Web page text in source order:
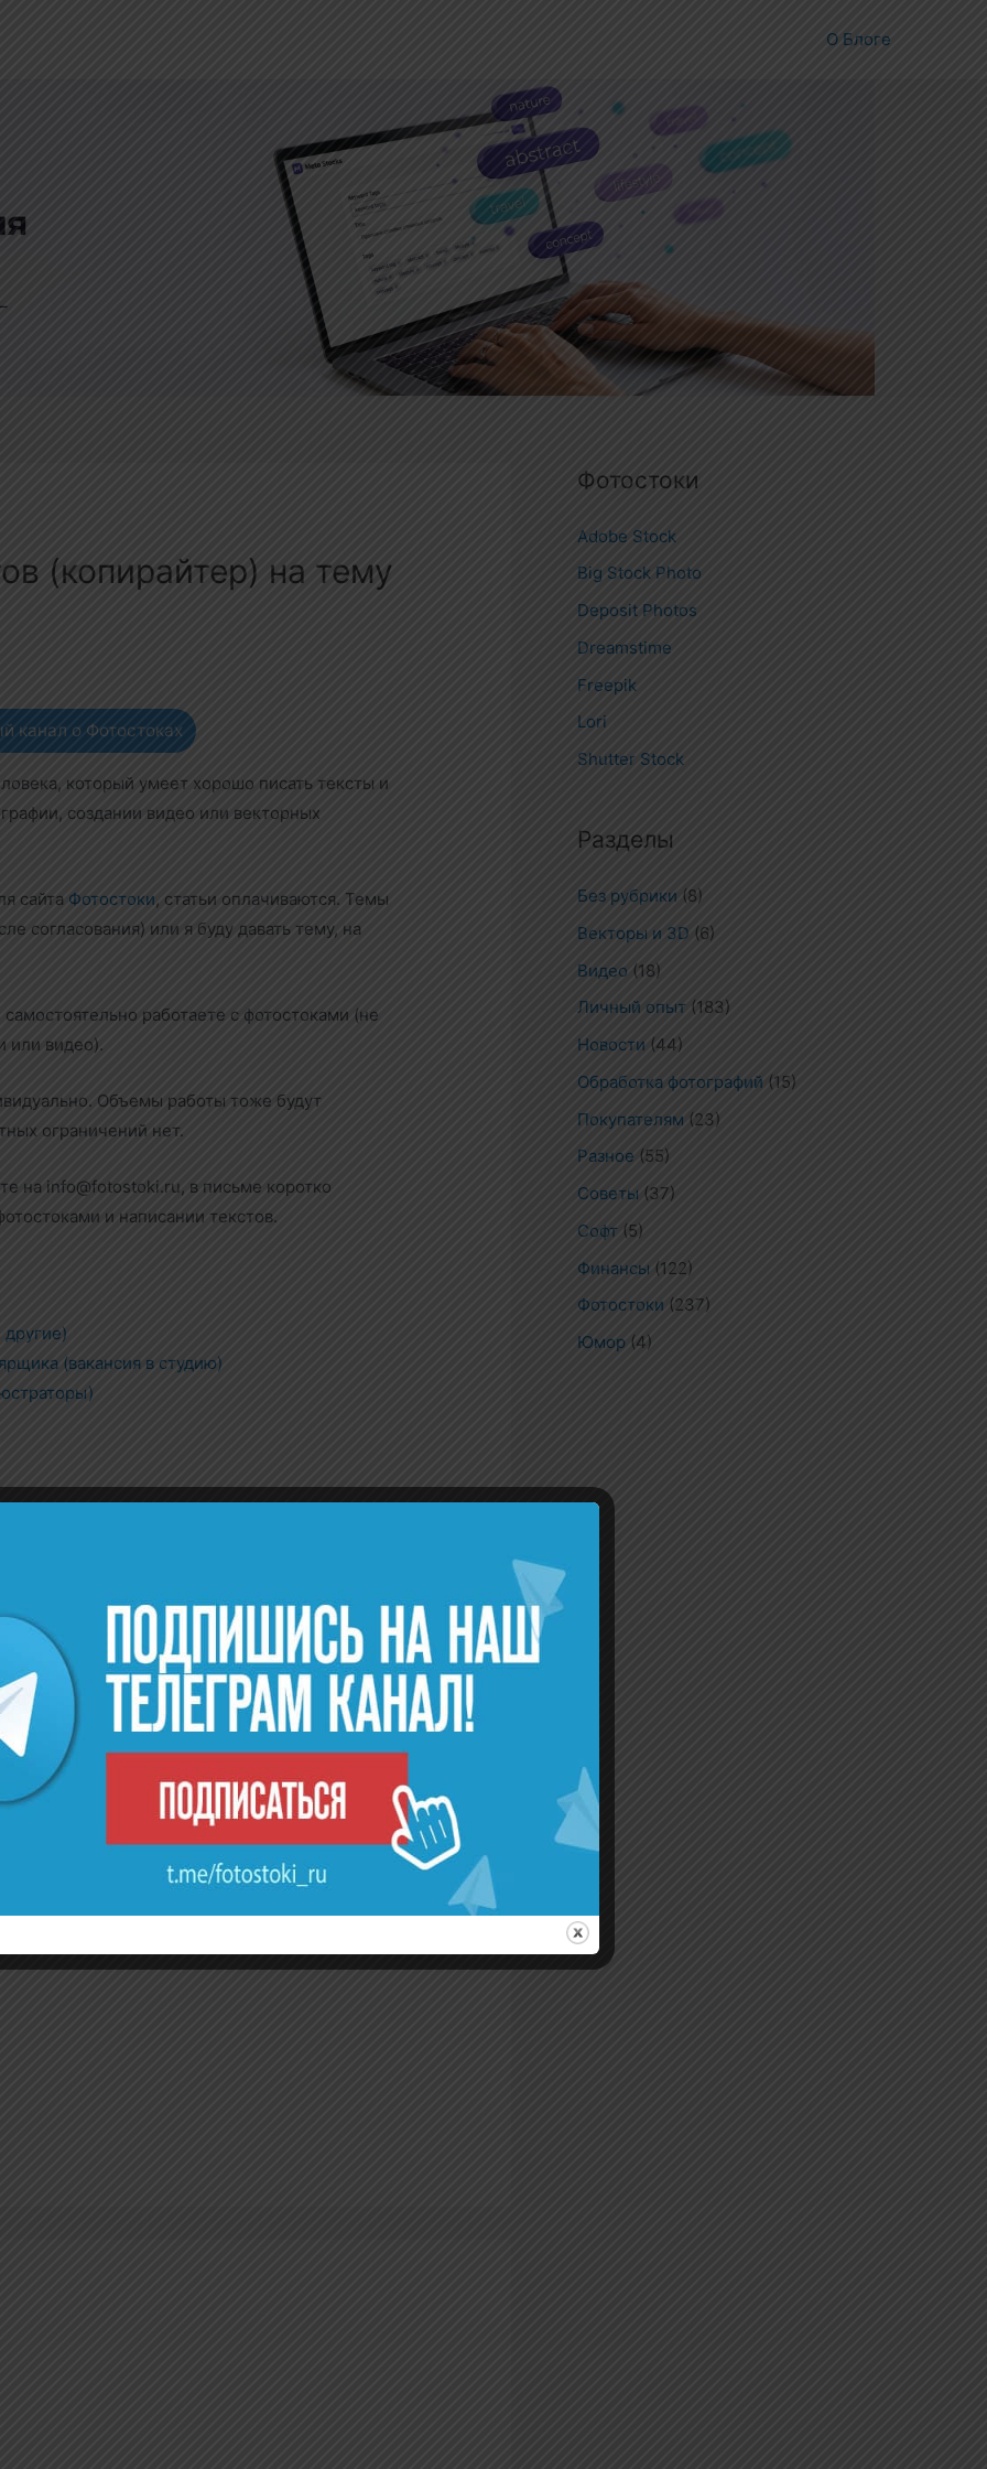
О Блоге
(копирайтер) на тему
канал о Фотостоках
который умеет хорошо писать тексты и
создании видео или векторных
сайта Фотостоки, статьи оплачиваются. Темы
согласования) или я буду давать тему, на
работаете с фотостоками (не
или видео).
Объемы работы тоже будут
ограничений нет.
на info@fotostoki.ru, в письме коротко
и написании текстов.
(вакансия в студию)
автор текстов
нет.
Фотостоки
Adobe Stock
Big Stock Photo
Deposit Photos
Dreamstime
Freepik
Lori
Shutter Stock
Разделы
Без рубрики (8)
Векторы и 3D (6)
Видео (18)
Личный опыт (183)
Новости (44)
Обработка фотографий (15)
Покупателям (23)
Разное (55)
Советы (37)
Софт (5)
Финансы (122)
Фотостоки (237)
Юмор (4)